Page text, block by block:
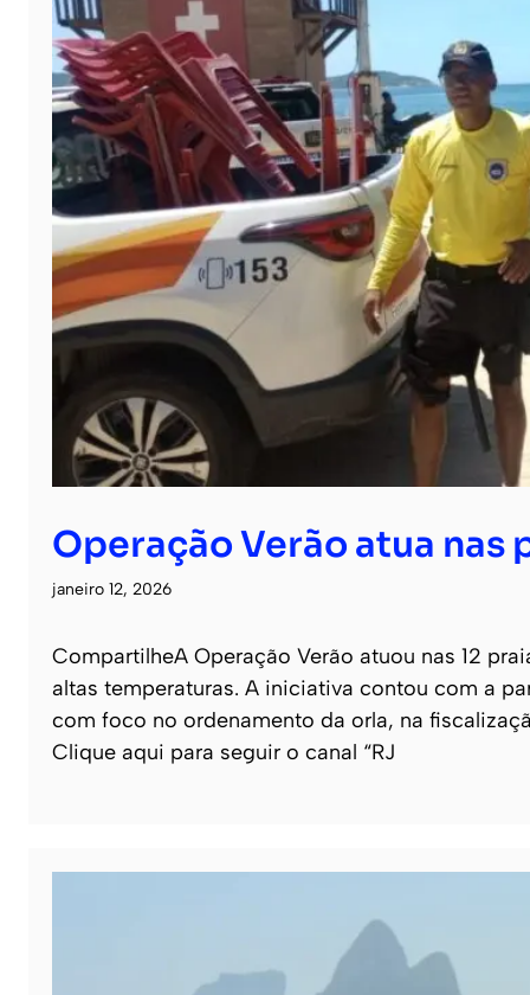
Operação Verão atua nas
janeiro 12, 2026
CompartilheA Operação Verão atuou nas 12
altas temperaturas. A iniciativa contou com a
com foco no ordenamento da orla, na
Clique aqui para seguir o canal “RJ